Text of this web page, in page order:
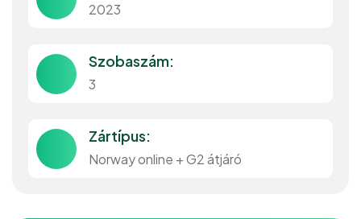
2023
Szobaszám:
3
Zártípus:
Norway online + G2 átjáró